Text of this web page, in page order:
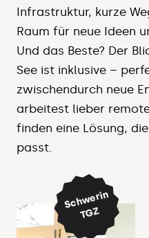
Infrastruktur, kurze
Raum für neue Ideen
Und das Beste? Der
See ist inklusive –
zwischendurch neue
arbeitest lieber
finden eine Lösung,
passt.
S
c
h
w
eri
n
T
G
Z